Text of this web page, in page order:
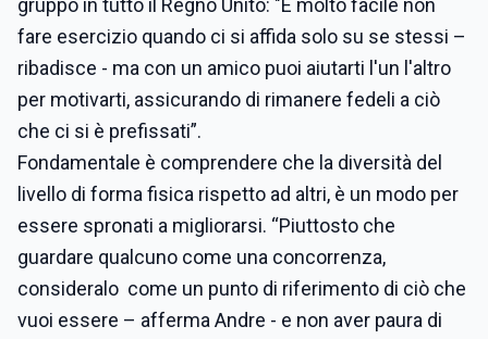
gruppo in tutto il Regno Unito: "È molto facile non
fare esercizio quando ci si affida solo su se stessi –
ribadisce - ma con un amico puoi aiutarti l'un l'altro
per motivarti, assicurando di rimanere fedeli a ciò
che ci si è prefissati”.
Fondamentale è comprendere che la diversità del
livello di forma fisica rispetto ad altri, è un modo per
essere spronati a migliorarsi. “Piuttosto che
guardare qualcuno come una concorrenza,
consideralo come un punto di riferimento di ciò che
vuoi essere – afferma Andre - e non aver paura di